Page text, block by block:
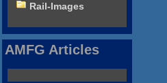
Rail-Images
AMFG Articles